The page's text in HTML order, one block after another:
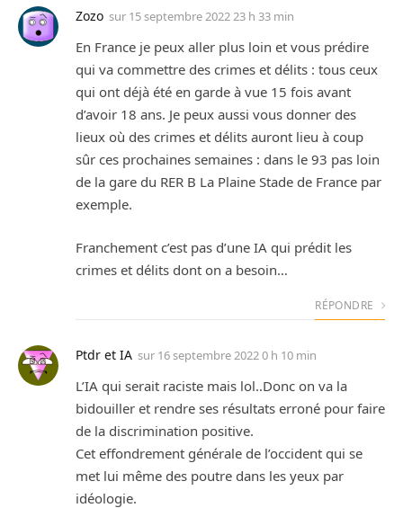
Zozo sur 15 septembre 2022 23 h 33 min
En France je peux aller plus loin et vous prédire
qui va commettre des crimes et délits : tous ceux
qui ont déjà été en garde à vue 15 fois avant
d’avoir 18 ans. Je peux aussi vous donner des
lieux où des crimes et délits auront lieu à coup
sûr ces prochaines semaines : dans le 93 pas loin
de la gare du RER B La Plaine Stade de France par
exemple.
Franchement c’est pas d’une IA qui prédit les
crimes et délits dont on a besoin…
RÉPONDRE
Ptdr et IA sur 16 septembre 2022 0 h 10 min
L’IA qui serait raciste mais lol..Donc on va la
bidouiller et rendre ses résultats erroné pour faire
de la discrimination positive.
Cet effondrement générale de l’occident qui se
met lui même des poutre dans les yeux par
idéologie.